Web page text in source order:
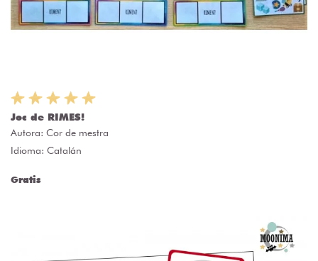
Joc de RIMES!
Autora: Cor de mestra
Idioma: Catalán
Gratis